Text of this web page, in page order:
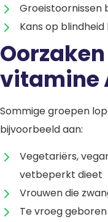
Groeistoornissen
Kans op
vitamine
Sommige groepen
bijvoorbeeld aan:
Vegetariërs,
vetbeperkt dieet
Vrouwen die
Te vroeg geboren